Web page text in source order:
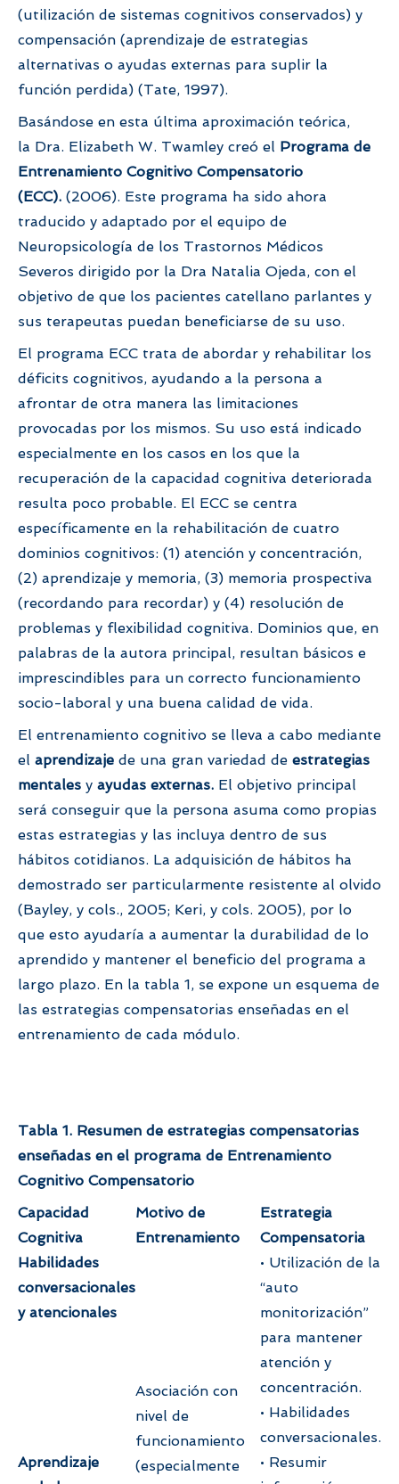
(utilización de sistemas cognitivos conservados) y
compensación (aprendizaje de estrategias
alternativas o ayudas externas para suplir la
función perdida) (Tate, 1997).
Basándose en esta última aproximación teórica,
la Dra. Elizabeth W. Twamley creó el Programa de
Entrenamiento Cognitivo Compensatorio
(ECC). (2006). Este programa ha sido ahora
traducido y adaptado por el equipo de
Neuropsicología de los Trastornos Médicos
Severos dirigido por la Dra Natalia Ojeda, con el
objetivo de que los pacientes catellano parlantes y
sus terapeutas puedan beneficiarse de su uso.
El programa ECC trata de abordar y rehabilitar los
déficits cognitivos, ayudando a la persona a
afrontar de otra manera las limitaciones
provocadas por los mismos. Su uso está indicado
especialmente en los casos en los que la
recuperación de la capacidad cognitiva deteriorada
resulta poco probable. El ECC se centra
específicamente en la rehabilitación de cuatro
dominios cognitivos: (1) atención y concentración,
(2) aprendizaje y memoria, (3) memoria prospectiva
(recordando para recordar) y (4) resolución de
problemas y flexibilidad cognitiva. Dominios que, en
palabras de la autora principal, resultan básicos e
imprescindibles para un correcto funcionamiento
socio-laboral y una buena calidad de vida.
El entrenamiento cognitivo se lleva a cabo mediante
el aprendizaje de una gran variedad de estrategias
mentales y ayudas externas. El objetivo principal
será conseguir que la persona asuma como propias
estas estrategias y las incluya dentro de sus
hábitos cotidianos. La adquisición de hábitos ha
demostrado ser particularmente resistente al olvido
(Bayley, y cols., 2005; Keri, y cols. 2005), por lo
que esto ayudaría a aumentar la durabilidad de lo
aprendido y mantener el beneficio del programa a
largo plazo. En la tabla 1, se expone un esquema de
las estrategias compensatorias enseñadas en el
entrenamiento de cada módulo.
Tabla 1. Resumen de estrategias compensatorias
enseñadas en el programa de Entrenamiento
Cognitivo Compensatorio
Capacidad
Cognitiva
Motivo de
Entrenamiento
Estrategia
Compensatoria
Habilidades
conversacionales
y atencionales
Asociación con
nivel de
funcionamiento
(especialmente
• Utilización de la
“auto
monitorización”
para mantener
atención y
concentración.
• Habilidades
conversacionales.
Aprendizaje
• Resumir